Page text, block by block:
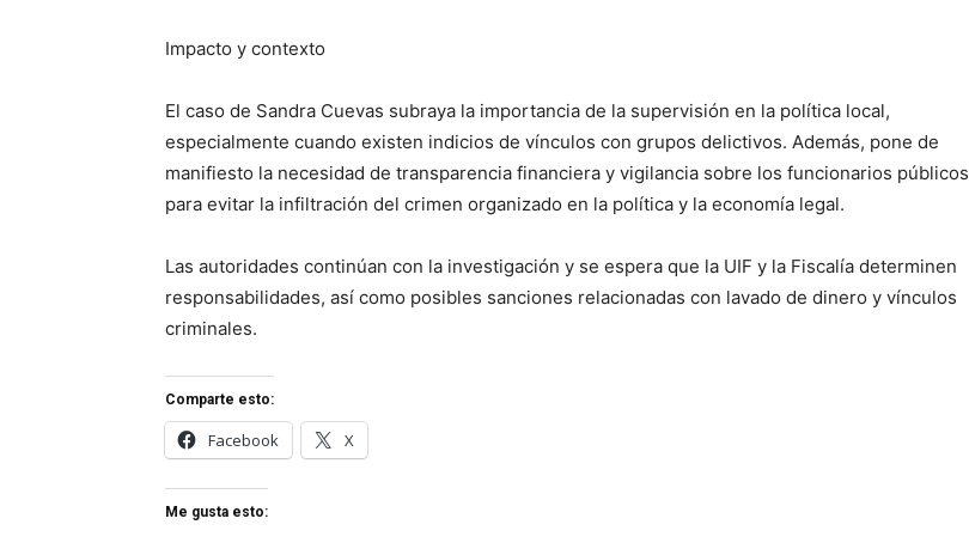
Impacto y contexto
El caso de Sandra Cuevas subraya la importancia de la supervisión en la política local,
especialmente cuando existen indicios de vínculos con grupos delictivos. Además, pone de
manifiesto la necesidad de transparencia financiera y vigilancia sobre los funcionarios públicos
para evitar la infiltración del crimen organizado en la política y la economía legal.
Las autoridades continúan con la investigación y se espera que la UIF y la Fiscalía determinen
responsabilidades, así como posibles sanciones relacionadas con lavado de dinero y vínculos
criminales.
Comparte esto:
Facebook X
Me gusta esto: